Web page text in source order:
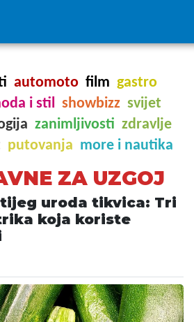
automoto film gastro
i stil showbizz svijet
zanimljivosti zdravlje
putovanja more i nautika
ZA UZGOJ
uroda tikvica: Tri
koja koriste